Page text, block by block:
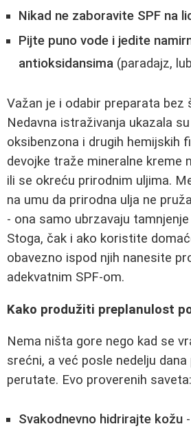
Nikad ne zaboravite SPF na
Pijte puno vode i jedite
antioksidansima (paradajz,
Važan je i odabir preparata bez
Nedavna istraživanja ukazala
oksibenzona i drugih hemijskih
devojke traže mineralne kreme
ili se okreću prirodnim uljima.
na umu da prirodna ulja ne
- ona samo ubrzavaju
Stoga, čak i ako koristite
obavezno ispod njih nanesite
adekvatnim SPF-om.
Kako produžiti preplanulost
Nema ništa gore nego kad se
srećni, a već posle nedelju
perutate. Evo proverenih saveta:
Svakodnevno hidrirajte kožu